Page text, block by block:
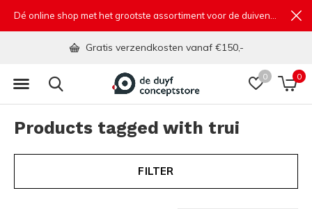
0 0
Gratis verzendkosten vanaf €150,-
Products tagged with trui
FILTER